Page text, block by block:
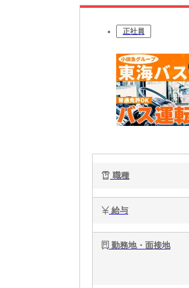
正社員
職種
給与
勤務地・面接地